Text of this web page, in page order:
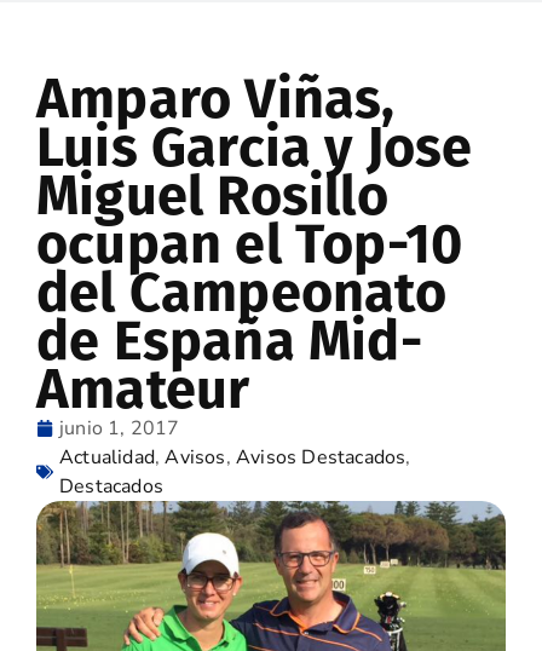
Amparo Viñas,
Luis Garcia y Jose
Miguel Rosillo
ocupan el Top-10
del Campeonato
de España Mid-
Amateur
junio 1, 2017
Actualidad,Avisos,Avisos Destacados,
Destacados